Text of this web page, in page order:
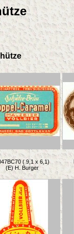
( 9,1 x 6,1)
(E) H. Burger